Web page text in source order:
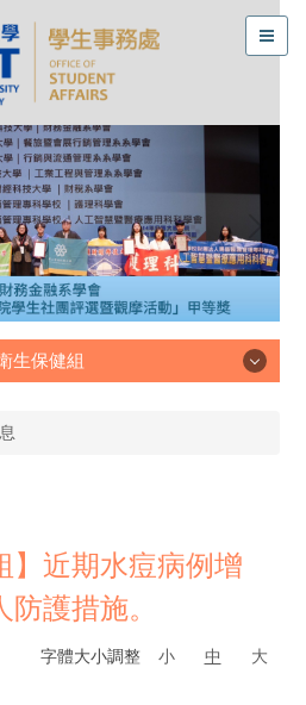
生保健組
衛生保健組
】近期水痘病例增
護措施。
字體大小調整 小 中
大